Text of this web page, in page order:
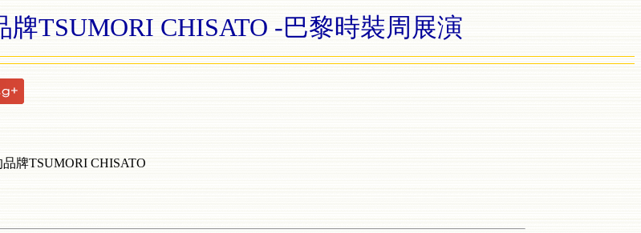
牌TSUMORI CHISATO -巴黎時裝周展演
牌TSUMORI CHISATO